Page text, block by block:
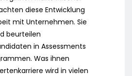
diese Entwicklung
mit Unternehmen. Sie
beurteilen
in Assessments
Was ihnen
wird in vielen